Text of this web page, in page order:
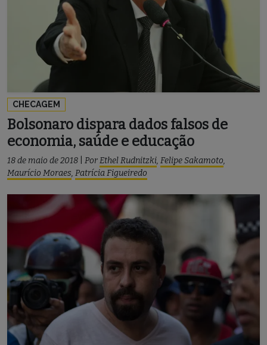
CHECAGEM
Bolsonaro dispara dados falsos de
economia, saúde e educação
18 de maio de 2018 PorEthel Rudnitzki, Felipe Sakamoto,
Maurício Moraes, Patrícia Figueiredo